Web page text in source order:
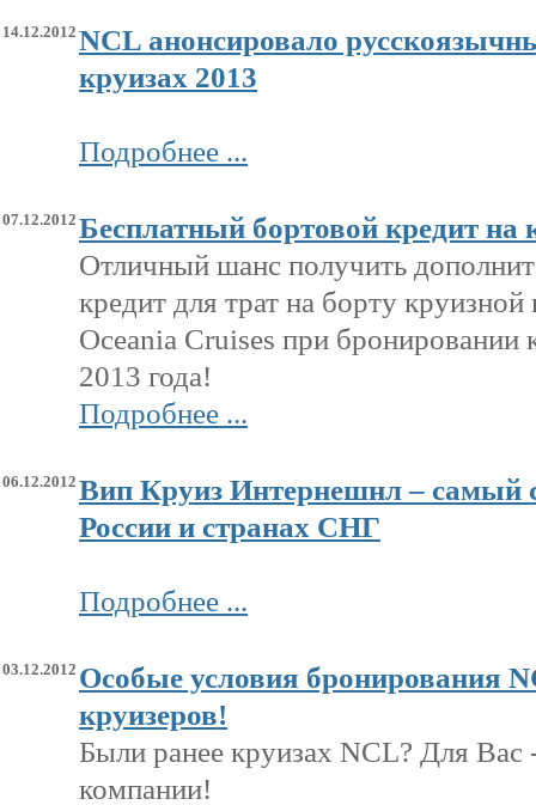
14.12.2012 NCL анонсировало
круизах 2013
Подробнее ...
07.12.2012 Бесплатный бортовой кредит на
Отличный шанс получить
кредит для трат на борту
Oceania Cruises при бронировании
2013 года!
Подробнее ...
06.12.2012 Вип Круиз Интернешнл – самый
России и странах СНГ
Подробнее ...
03.12.2012 Особые условия бронирования
круизеров!
Были ранее круизах NCL? Для Вас
компании!